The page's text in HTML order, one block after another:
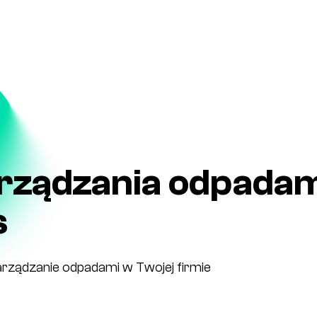
odpadami w Twojej firmie